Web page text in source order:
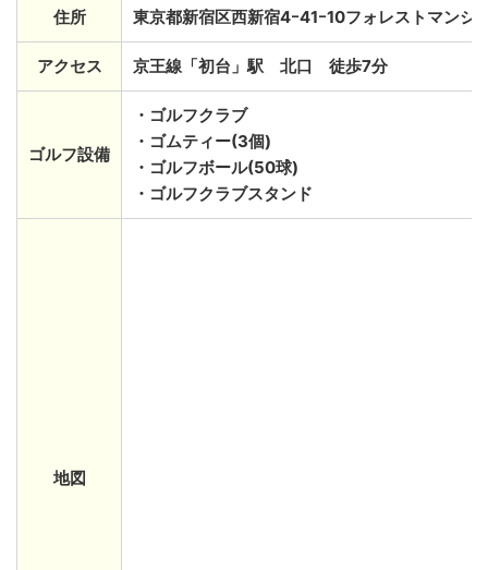
住所 東京都新宿区西新宿4ｰ41ｰ10フォレストマンシ
アクセス 京王線「初台」駅 北口 徒歩7分
ゴルフ設備
・ゴルフクラブ
・ゴムティー(3個)
・ゴルフボール(50球)
・ゴルフクラブスタンド
地図